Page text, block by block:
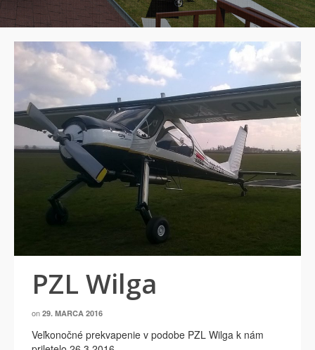
PZL Wilga
on 29. MARCA 2016
Veľkonočné prekvapenie v podobe PZL Wilga k nám